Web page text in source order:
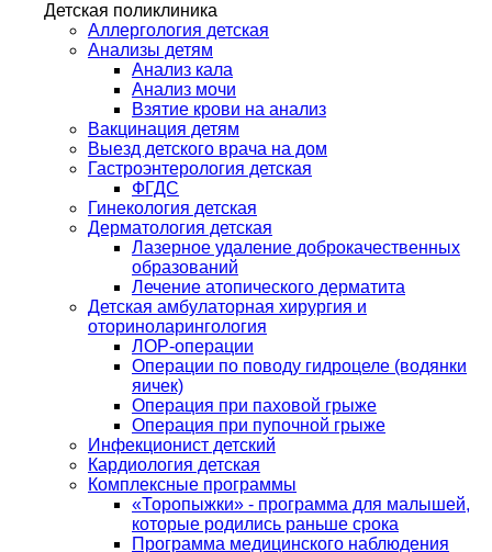
Детская поликлиника
Аллергология детская
Анализы детям
Анализ кала
Анализ мочи
Взятие крови на анализ
Вакцинация детям
Выезд детского врача на дом
Гастроэнтерология детская
ФГДС
Гинекология детская
Дерматология детская
Лазерное удаление доброкачественных
образований
Лечение атопического дерматита
Детская амбулаторная хирургия и
оториноларингология
ЛОР-операции
Операции по поводу гидроцеле (водянки
яичек)
Операция при паховой грыже
Операция при пупочной грыже
Инфекционист детский
Кардиология детская
Комплексные программы
«Торопыжки» - программа для малышей,
которые родились раньше срока
Программа медицинского наблюдения